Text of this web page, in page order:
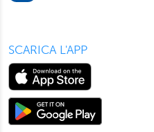
SCARICA L'APP